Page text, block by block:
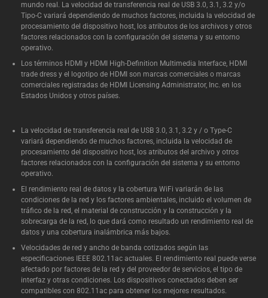
mundo real. La velocidad de transferencia real de USB 3.0, 3.1, 3.2 y/o
Tipo-C variará dependiendo de muchos factores, incluida la velocidad de
procesamiento del dispositivo host, los atributos de los archivos y otros
factores relacionados con la configuración del sistema y su entorno
operativo.
Los términos HDMI y HDMI High-Definition Multimedia Interface, HDMI
trade dress y el logotipo de HDMI son marcas comerciales o marcas
comerciales registradas de HDMI Licensing Administrator, Inc. en los
Estados Unidos y otros países.
La velocidad de transferencia real de USB 3.0, 3.1, 3.2 y / o Type-C
variará dependiendo de muchos factores, incluida la velocidad de
procesamiento del dispositivo host, los atributos del archivo y otros
factores relacionados con la configuración del sistema y su entorno
operativo.
El rendimiento real de datos y la cobertura WiFi variarán de las
condiciones de la red y los factores ambientales, incluido el volumen de
tráfico de la red, el material de construcción y la construcción y la
sobrecarga de la red, lo que dará como resultado un rendimiento real de
datos y una cobertura inalámbrica más bajos.
Velocidades de red y ancho de banda cotizados según las
especificaciones IEEE 802.11ac actuales. El rendimiento real puede verse
afectado por factores de la red y del proveedor de servicios, el tipo de
interfaz y otras condiciones. Los dispositivos conectados deben ser
compatibles con 802.11ac para obtener los mejores resultados.